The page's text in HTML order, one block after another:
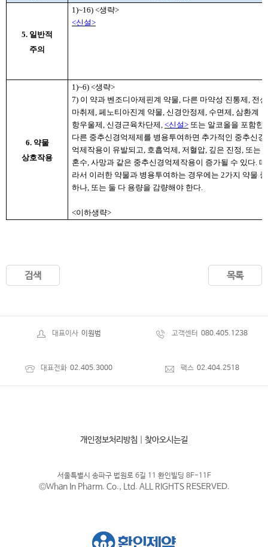
5. 일반적
주의
1)~16) <생략>
<신설>
6. 약물
상호작용
1)~6) <생략>
7) 이 약과 벤조디아제핀계 약물, 다른 마약성 진통제, 전신
마취제, 페노티아진계 약물, 신경안정제, 수면제, 삼환계
항우울제, 신경근육차단제, <신설> 또는 알코올을 포함한
다른 중추신경억제제를 병용투여하면 추가적인 중추신경
억제작용이 유발되고, 호흡억제, 저혈압, 깊은 진정, 또는
혼수, 사망과 같은 중추신경억제작용이 증가될 수 있다. 따
라서 이러한 약물과 병용투여하는 경우에는 2가지 약물 중
하나, 또는 둘 다 용량을 감량해야 한다.
<이하생략>
검색 목록
대표이사 이원범 고객센터 080.405.1238
대표전화 02.405.3000 팩스 02.404.2518
개인정보처리방침 찾아오시는길
서울특별시 송파구 법원로 6길 11 환인빌딩 8F-11F
©Whan In Pharm. Co., Ltd. ALL RIGHTS RESERVED.